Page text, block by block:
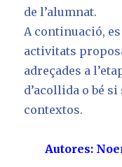
de l’alumnat.
A continuació,
activitats
adreçades a
d’acollida o bé
contextos.
Autores: